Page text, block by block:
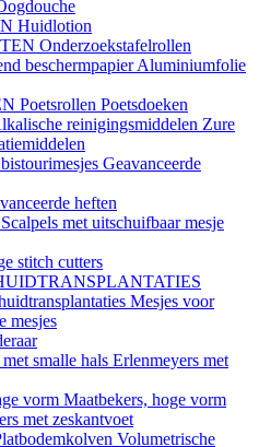
Huidlotion
Onderzoekstafelrollen
beschermpapierAluminiumfolie
Poetsrollen Poetsdoeken
reinigingsmiddelen Zure
Geavanceerde
heften
Scalpels met uitschuifbaar mesje
stitch cutters
Mesjes voor
mesjes
smalle hals Erlenmeyers met
vorm Maatbekers, hoge vorm
met zeskantvoet
Volumetrische